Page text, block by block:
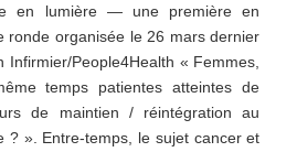
en lumière — une première en
organisée le 26 mars dernier
People4Health « Femmes,
temps patientes atteintes de
de maintien / réintégration au
? ». Entre-temps, le sujet cancer et